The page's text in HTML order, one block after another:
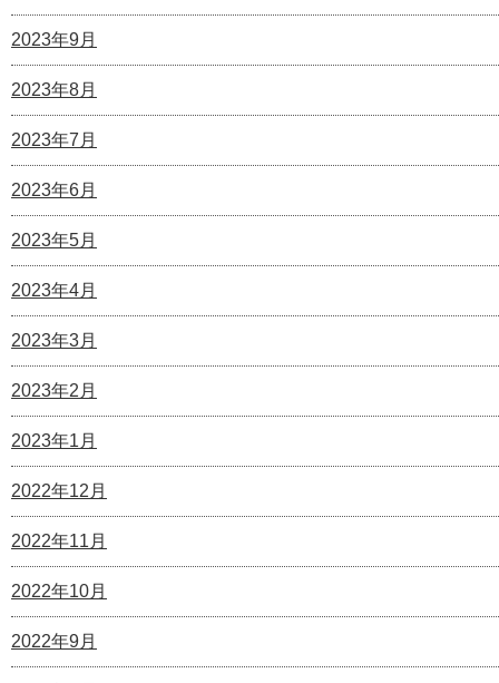
2023年9月
2023年8月
2023年7月
2023年6月
2023年5月
2023年4月
2023年3月
2023年2月
2023年1月
2022年12月
2022年11月
2022年10月
2022年9月